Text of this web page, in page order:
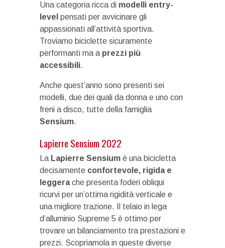
Una categoria ricca di modelli entry-
level pensati per avvicinare gli
appassionati all’attività sportiva.
Troviamo biciclette sicuramente
performanti ma a prezzi più
accessibili.
Anche quest’anno sono presenti sei
modelli, due dei quali da donna e uno con
freni a disco, tutte della famiglia
Sensium.
Lapierre Sensium 2022
La Lapierre Sensium è una bicicletta
decisamente confortevole, rigida e
leggerache presenta foderi obliqui
ricurvi per un’ottima rigidità verticale e
una migliore trazione. Il telaio in lega
d’alluminio Supreme 5 è ottimo per
trovare un bilanciamento tra prestazioni e
prezzi. Scopriamola in queste diverse